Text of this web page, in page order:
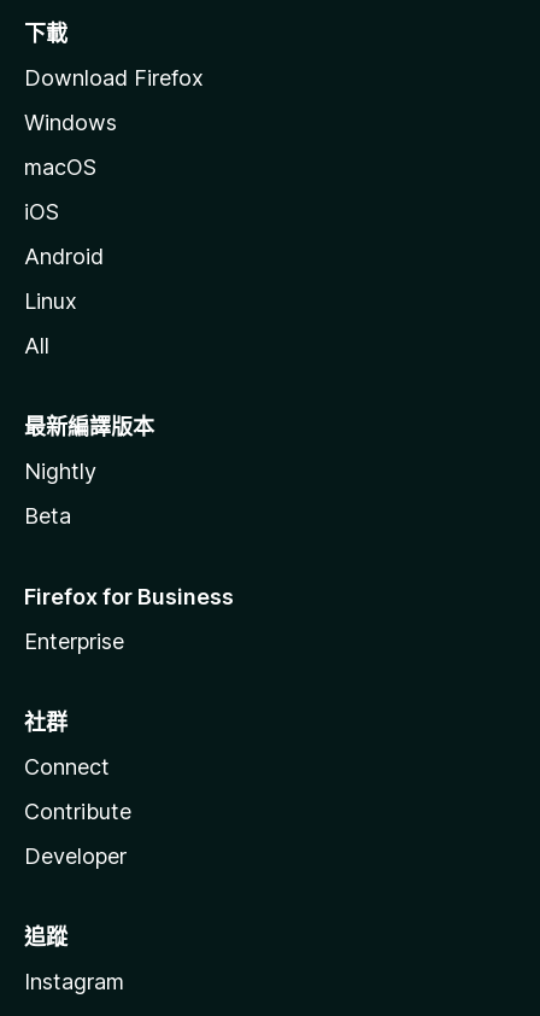
下載
Download Firefox
Windows
macOS
iOS
Android
Linux
All
最新編譯版本
Nightly
Beta
Firefox for Business
Enterprise
社群
Connect
Contribute
Developer
追蹤
Instagram